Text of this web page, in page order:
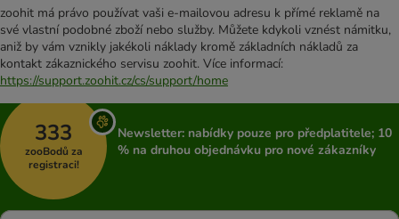
zoohit má právo používat vaši e-mailovou adresu k přímé reklamě na
své vlastní podobné zboží nebo služby. Můžete kdykoli vznést námitku,
aniž by vám vznikly jakékoli náklady kromě základních nákladů za
kontakt zákaznického servisu zoohit. Více informací:
https://support.zoohit.cz/cs/support/home
333
zooBodů za
registraci!
Newsletter: nabídky pouze pro předplatitele; 10
% na druhou objednávku pro nové zákazníky